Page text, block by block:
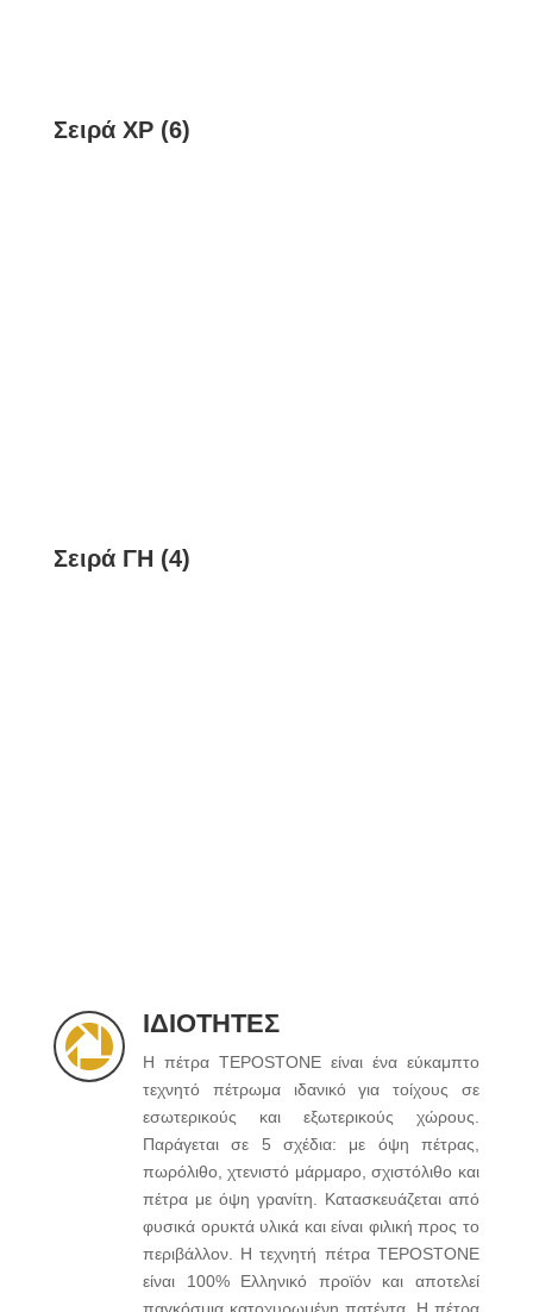
Σειρά XP (6)
Σειρά ΓΗ (4)
 ΙΔΙΟΤΗΤΕΣ
Η πέτρα TEPOSTONE είναι ένα εύκαμπτο
τεχνητό πέτρωμα ιδανικό για τοίχους σε
εσωτερικούς και εξωτερικούς χώρους.
Παράγεται σε 5 σχέδια: με όψη πέτρας,
πωρόλιθο, χτενιστό μάρμαρο, σχιστόλιθο και
πέτρα με όψη γρανίτη. Κατασκευάζεται από
φυσικά ορυκτά υλικά και είναι φιλική προς το
περιβάλλον. Η τεχνητή πέτρα TEPOSTONE
είναι 100% Ελληνικό προϊόν και αποτελεί